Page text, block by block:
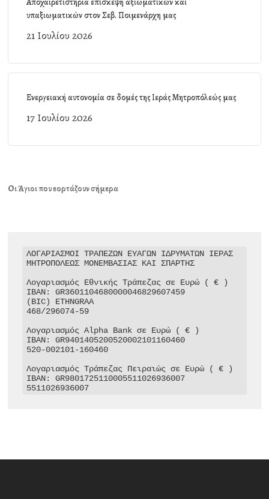
υπαξιωματικών στον Σεβ. Ποιμενάρχη μας
21 Ιουλίου 2026
Ενεργειακή αυτονομία σε δομές της Ιεράς Μητροπόλεώς μας
17 Ιουλίου 2026
Οι Άγιοι που εορτάζουν σήμερα
ΛΟΓΑΡΙΑΣΜΟΙ ΤΡΑΠΕΖΩΝ ΕΥΑΓΩΝ ΙΔΡΥΜΑΤΩΝ ΙΕΡΑΣ
ΜΗΤΡΟΠΟΛΕΩΣ ΜΟΝΕΜΒΑΣΙΑΣ ΚΑΙ ΣΠΑΡΤΗΣ
Λογαριασμός Εθνικής Τράπεζας σε Ευρώ ( € )
IBAN: GR3601104680000046829607459
(BIC) ETHNGRAA
468/296074-59
Λογαριασμός Alpha Bank σε Ευρώ ( € )
IBAN: GR9401405200520002101160460
520-002101-160460
Λογαριασμός Τράπεζας Πειραιώς σε Ευρώ ( € )
IBAN: GR9801725110005511026936007
5511026936007